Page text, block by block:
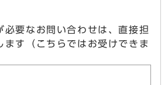
必要なお問い合わせは、直接担
ます（こちらではお受けできま